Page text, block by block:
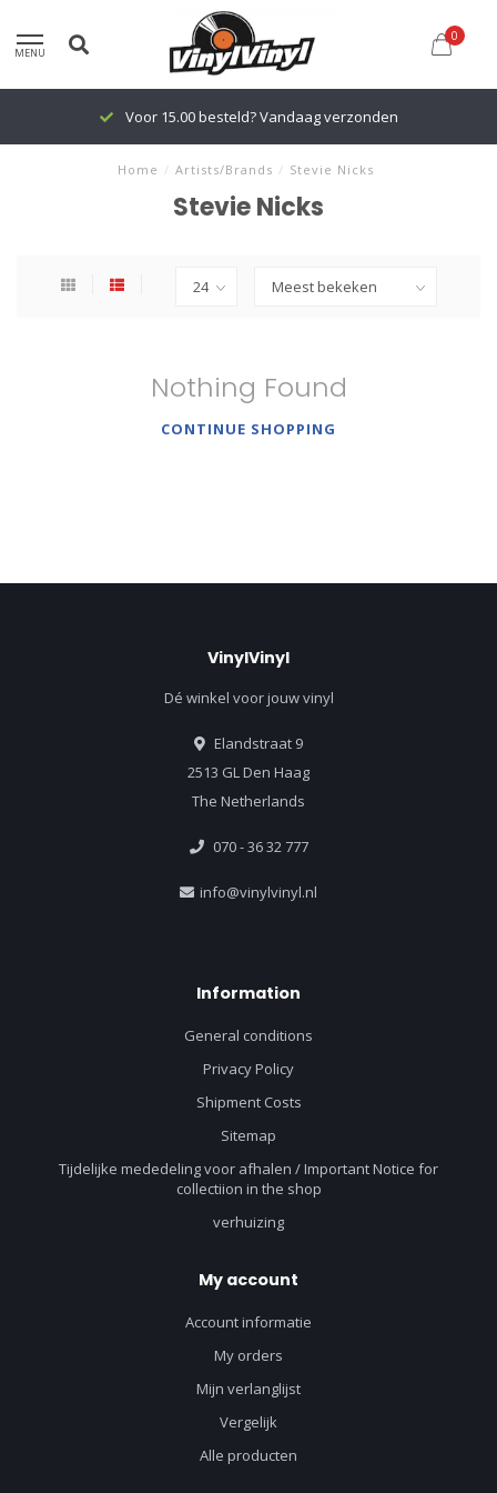
MENU
0
Voor 15.00 besteld? Vandaag verzonden
Home / Artists/Brands / Stevie Nicks
Stevie Nicks
Nothing Found
CONTINUE SHOPPING
VinylVinyl
Dé winkel voor jouw vinyl
Elandstraat 9
2513 GL Den Haag
The Netherlands
070 - 36 32 777
info@vinylvinyl.nl
Information
General conditions
Privacy Policy
Shipment Costs
Sitemap
Tijdelijke mededeling voor afhalen / Important Notice for
collectiion in the shop
verhuizing
My account
Account informatie
My orders
Mijn verlanglijst
Vergelijk
Alle producten